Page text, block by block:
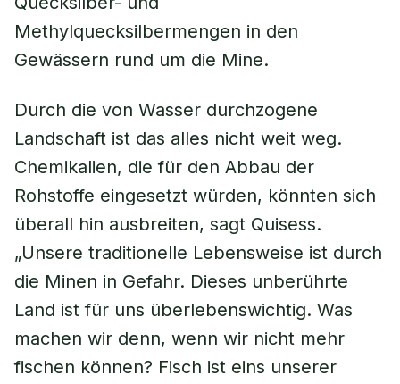
Methylquecksilbermengen in den
Gewässern rund um die Mine.
Durch die von Wasser durchzogene
Landschaft ist das alles nicht weit weg.
Chemikalien, die für den Abbau der
Rohstoffe eingesetzt würden, könnten sich
überall hin ausbreiten, sagt Quisess.
„Unsere traditionelle Lebensweise ist durch
die Minen in Gefahr. Dieses unberührte
Land ist für uns überlebenswichtig. Was
machen wir denn, wenn wir nicht mehr
fischen können? Fisch ist eins unserer